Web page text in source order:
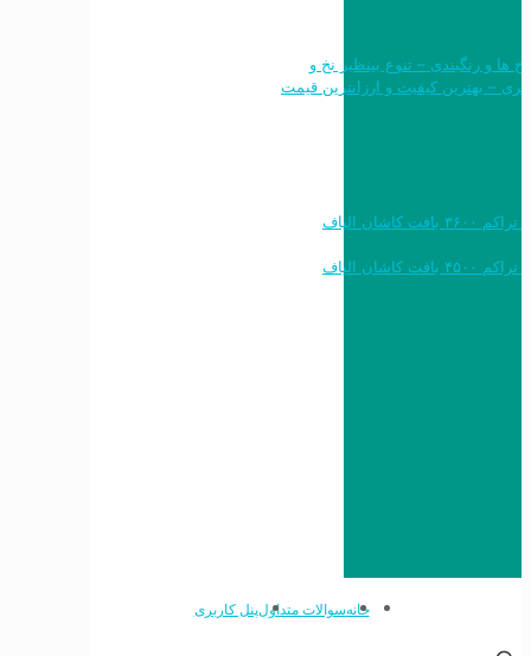
طرح ها و رنگبندی – تنوع بینظیر نخ و
خرید به قیمت فرش ماشینی ۱۲۰۰ شانه تراکم ۳۶۰۰ بافت کاشان الیاف
خرید به قیمت فرش ماشینی ۱۵۰۰ شانه تراکم ۴۵۰۰ بافت کاشان الیاف
خانهسوالات متداولپنل کاربری